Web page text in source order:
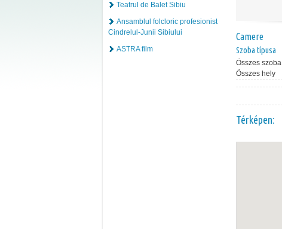
Teatrul de Balet Sibiu
Ansamblul folcloric profesionist
Cindrelul-Junii Sibiului
ASTRA film
Camere
Szoba típusa
Összes szoba
Összes hely
Térképen: